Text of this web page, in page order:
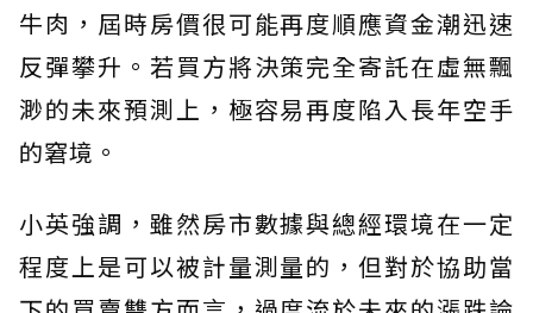
牛肉，屆時房價很可能再度順應資金潮迅速
反彈攀升。若買方將決策完全寄託在虛無飄
渺的未來預測上，極容易再度陷入長年空手
的窘境。
小英強調，雖然房市數據與總經環境在一定
程度上是可以被計量測量的，但對於協助當